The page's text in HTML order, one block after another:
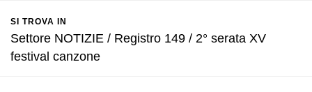
SI TROVA IN
Settore NOTIZIE / Registro 149 / 2° serata XV
festival canzone